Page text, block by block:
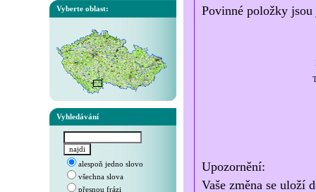
Vyberte oblast:
Vyhledávání
alespoň jedno slovo
všechna slova
přesnou frázi
Povinné položky
Upozornění:
Vaše změna se uloží